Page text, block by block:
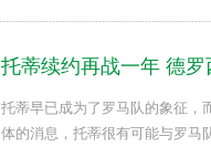
托蒂续约再战一年 德
托蒂早已成为了罗马队的象征，
体的消息，托蒂很有可能与罗马